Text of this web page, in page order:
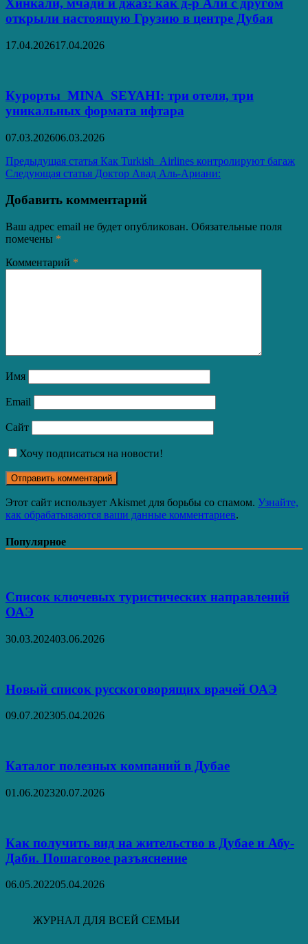
Хинкали, мчади и джаз: как д-р Али с другом
открыли настоящую Грузию в центре Дубая
17.04.202617.04.2026
Курорты MINA SEYAHI: три отеля, три
уникальных формата ифтара
07.03.202606.03.2026
Навигация
по
записям
Предыдущая статья Как Turkish Airlines контролируют багаж
Следующая статья Доктор Авад Аль-Ариани:
Добавить комментарий
Ваш адрес email не будет опубликован. Обязательные поля
помечены *
Комментарий *
Имя
Email
Сайт
Хочу подписаться на новости!
Этот сайт использует Akismet для борьбы со спамом. Узнайте,
как обрабатываются ваши данные комментариев.
Популярное
Список ключевых туристических направлений
ОАЭ
30.03.202403.06.2026
Новый список русскоговорящих врачей ОАЭ
09.07.202305.04.2026
Каталог полезных компаний в Дубае
01.06.202320.07.2026
Как получить вид на жительство в Дубае и Абу-
Даби. Пошаговое разъяснение
06.05.202205.04.2026
ЖУРНАЛ ДЛЯ ВСЕЙ СЕМЬИ